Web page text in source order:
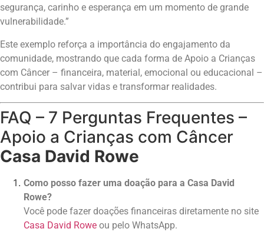
segurança, carinho e esperança em um momento de grande
vulnerabilidade.”
Este exemplo reforça a importância do engajamento da
comunidade, mostrando que cada forma de Apoio a Crianças
com Câncer – financeira, material, emocional ou educacional –
contribui para salvar vidas e transformar realidades.
FAQ – 7 Perguntas Frequentes –
Apoio a Crianças com Câncer
Casa David Rowe
Como posso fazer uma doação para a Casa David
Rowe?
Você pode fazer doações financeiras diretamente no site
Casa David Rowe ou pelo WhatsApp.